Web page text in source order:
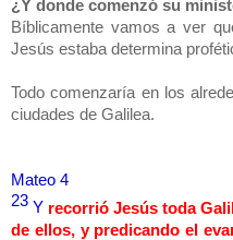
¿Y donde comenzó su
Bíblicamente vamos a ver
Jesús estaba determina
Todo comenzaría en los
ciudades de Galilea.
Mateo 4
23 Y recorrió Jesús toda
de ellos, y predicando el